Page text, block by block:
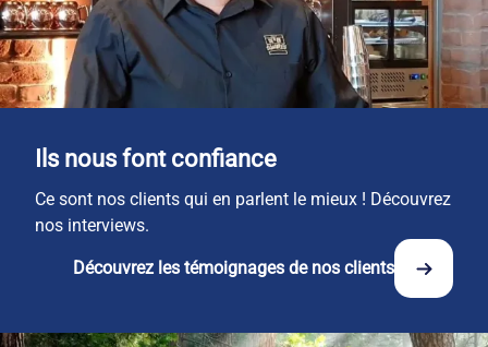
Ils nous font confiance
Ce sont nos clients qui en parlent le mieux ! Découvrez
nos interviews.
Découvrez les témoignages de nos clients